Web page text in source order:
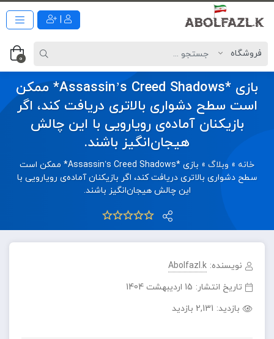
0
بازی *Assassin’s Creed Shadows* ممکن
است سطح دشواری بالاتری دریافت کند، اگر
بازیکنان آماده‌ی رویارویی با این چالش
هیجان‌انگیز باشند.
خانه » وبلاگ »
بازی *Assassin’s Creed Shadows* ممکن است
سطح دشواری بالاتری دریافت کند، اگر بازیکنان آماده‌ی رویارویی با
این چالش هیجان‌انگیز باشند.
نویسنده: Abolfazl.k
تاریخ انتشار: 15 اردیبهشت 1404
بازدید: 2,131 بازدید